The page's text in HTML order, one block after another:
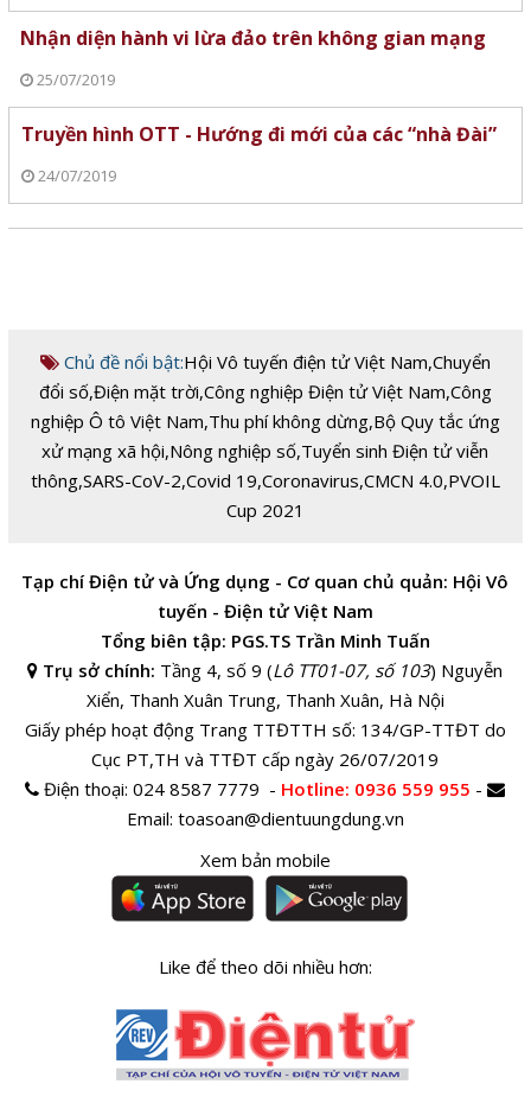
Nhận diện hành vi lừa đảo trên không gian mạng
25/07/2019
Truyền hình OTT - Hướng đi mới của các “nhà Đài”
24/07/2019
Chủ đề nổi bật:Hội Vô tuyến điện tử Việt Nam,Chuyển
đổi số,Điện mặt trời,Công nghiệp Điện tử Việt Nam,Công
nghiệp Ô tô Việt Nam,Thu phí không dừng,Bộ Quy tắc ứng
xử mạng xã hội,Nông nghiệp số,Tuyển sinh Điện tử viễn
thông,SARS-CoV-2,Covid 19,Coronavirus,CMCN 4.0,PVOIL
Cup 2021
Tạp chí Điện tử và Ứng dụng - Cơ quan chủ quản: Hội Vô
tuyến - Điện tử Việt Nam
Tổng biên tập: PGS.TS Trần Minh Tuấn
Trụ sở chính: Tầng 4, số 9 (Lô TT01-07, số 103) Nguyễn
Xiển, Thanh Xuân Trung, Thanh Xuân, Hà Nội
Giấy phép hoạt động Trang TTĐTTH số: 134/GP-TTĐT do
Cục PT,TH và TTĐT cấp ngày 26/07/2019
Điện thoại:024 8587 7779 - Hotline: 0936 559 955 -
Email: toasoan@dientuungdung.vn
Xem bản mobile
Like để theo dõi nhiều hơn: